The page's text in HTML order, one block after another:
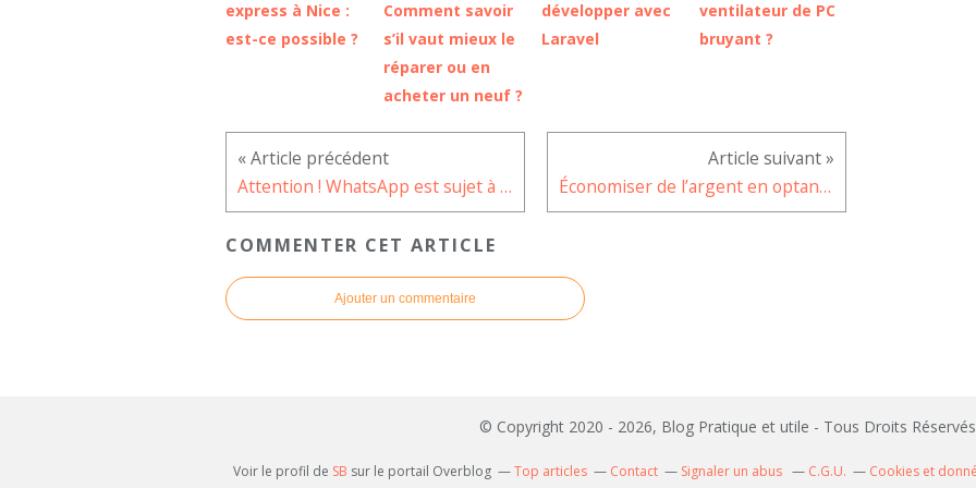
express à Nice :
est-ce possible ?
Comment savoir
s’il vaut mieux le
réparer ou en
acheter un neuf ?
développer avec
Laravel
ventilateur de PC
bruyant ?
Attention ! WhatsApp est sujet à des failles de sécurité Économiser de l’argent en optant pour un iPhone reconditionné
COMMENTER CET ARTICLE
Ajouter un commentaire
© Copyright 2020 - 2026, Blog Pratique et utile - Tous Droits Réservés
Voir le profil de SB sur le portail Overblog Top articles Contact Signaler un abus C.G.U. Cookies et